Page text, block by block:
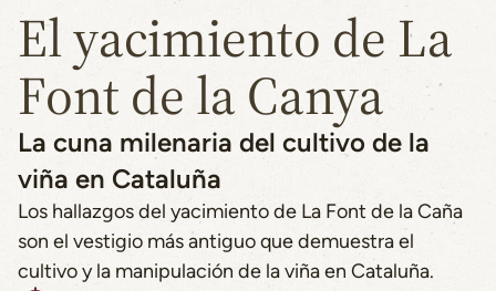
El yacimiento de La
Font de la Canya
La cuna milenaria del cultivo de la
viña en Cataluña
Los hallazgos del yacimiento de La Font de la Caña
son el vestigio más antiguo que demuestra el
cultivo y la manipulación de la viña en Cataluña.